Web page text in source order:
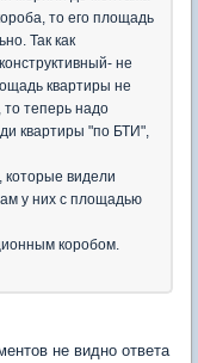
то его площадь
Так как
не
квартиры не
то теперь надо
квартиры "по БТИ",
которые видели
у них с площадью
коробом.
не видно ответа